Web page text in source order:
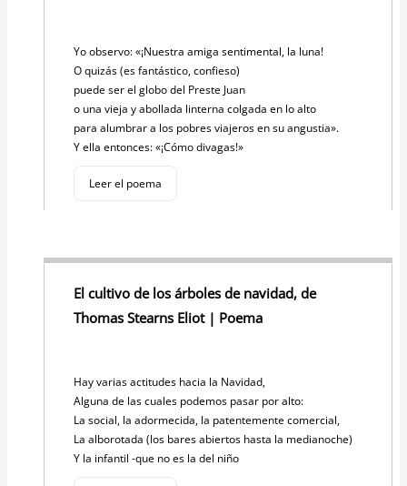
Yo observo: «¡Nuestra amiga sentimental, la luna!
O quizás (es fantástico, confieso)
puede ser el globo del Preste Juan
o una vieja y abollada linterna colgada en lo alto
para alumbrar a los pobres viajeros en su angustia».
Y ella entonces: «¡Cómo divagas!»
Leer el poema
El cultivo de los árboles de navidad, de
Thomas Stearns Eliot | Poema
Hay varias actitudes hacia la Navidad,
Alguna de las cuales podemos pasar por alto:
La social, la adormecida, la patentemente comercial,
La alborotada (los bares abiertos hasta la medianoche)
Y la infantil -que no es la del niño